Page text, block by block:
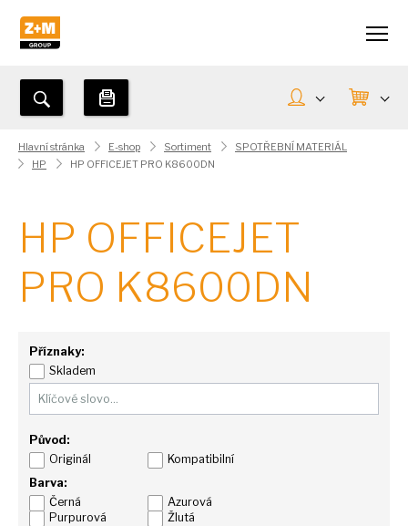
Hlavní stránka E-shop Sortiment
SPOTŘEBNÍ MATERIÁL
HP
HP OFFICEJET PRO K8600DN
HP OFFICEJET
PRO K8600DN
Příznaky:
Skladem
Původ:
Originál
Kompatibilní
Barva:
Černá
Azurová
Purpurová
Žlutá